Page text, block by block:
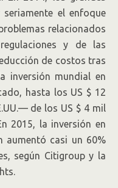
el enfoque
relacionados
y de las
de costos tras
inversión mundial en
hasta los US $ 12
de los US $ 4 mil
2015, la inversión en
aumentó casi un 60%
según Citigroup y la